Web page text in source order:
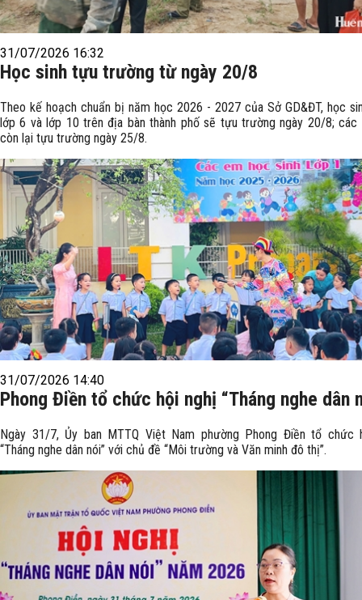
31/07/2026 16:32
Học sinh tựu trường từ ngày 20/8
Theo kế hoạch chuẩn bị năm học 2026 - 2027 của Sở GD&ĐT, học
lớp 6 và lớp 10 trên địa bàn thành phố sẽ tựu trường ngày 20/8; các
còn lại tựu trường ngày 25/8.
31/07/2026 14:40
Phong Điền tổ chức hội nghị “Tháng nghe dân
Ngày 31/7, Ủy ban MTTQ Việt Nam phường Phong Điền tổ chức
“Tháng nghe dân nói” với chủ đề “Môi trường và Văn minh đô thị”.